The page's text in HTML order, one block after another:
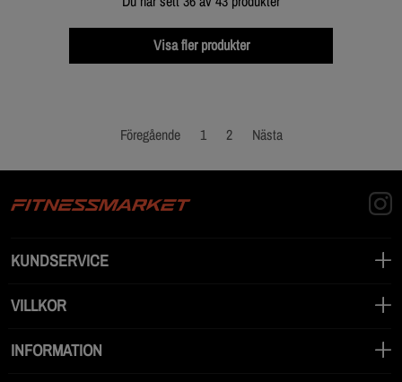
Visa fler produkter
Föregående 1 2 Nästa
KUNDSERVICE
VILLKOR
INFORMATION